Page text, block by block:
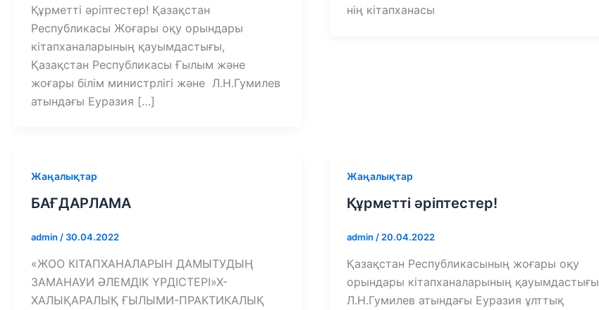
Құрметті әріптестер! Қазақстан
Республикасы Жоғары оқу орындары
кітапханаларының қауымдастығы,
Қазақстан Республикасы Ғылым және
жоғары білім министрлігі және Л.Н.Гумилев
атындағы Еуразия […]
нің кітапханасы
Жаңалықтар
БАҒДАРЛАМА
admin / 30.04.2022
«ЖОО КІТАПХАНАЛАРЫН ДАМЫТУДЫҢ
ЗАМАНАУИ ӘЛЕМДІК ҮРДІСТЕРІ»Х-
ХАЛЫҚАРАЛЫҚ ҒЫЛЫМИ-ПРАКТИКАЛЫҚ
Жаңалықтар
Құрметті әріптестер!
admin / 20.04.2022
Қазақстан Республикасының жоғары оқу
орындары кітапханаларының қауымдастығы
Л.Н.Гумилев атындағы Еуразия ұлттық